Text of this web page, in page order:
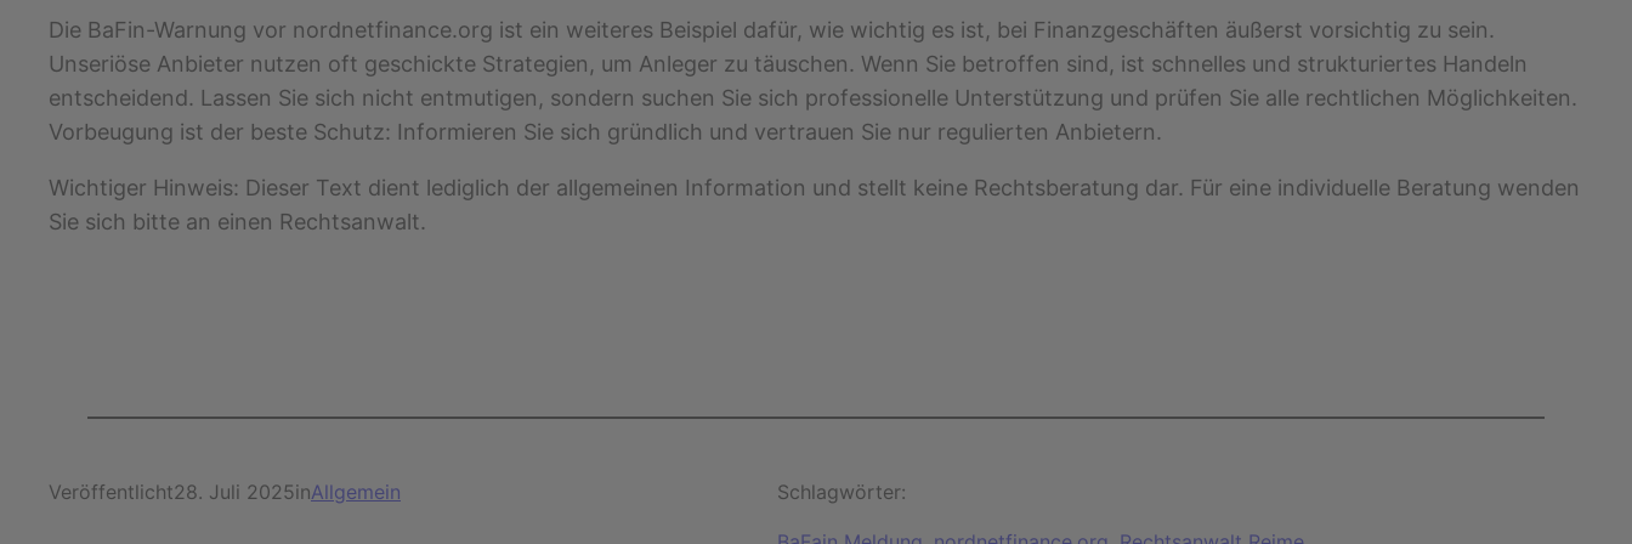
Die BaFin-Warnung vor nordnetfinance.org ist ein weiteres Beispiel dafür, wie wichtig es ist, bei Finanzgeschäften äußerst vorsichtig zu sein.
Unseriöse Anbieter nutzen oft geschickte Strategien, um Anleger zu täuschen. Wenn Sie betroffen sind, ist schnelles und strukturiertes Handeln
entscheidend. Lassen Sie sich nicht entmutigen, sondern suchen Sie sich professionelle Unterstützung und prüfen Sie alle rechtlichen Möglichkeiten.
Vorbeugung ist der beste Schutz: Informieren Sie sich gründlich und vertrauen Sie nur regulierten Anbietern.
Wichtiger Hinweis: Dieser Text dient lediglich der allgemeinen Information und stellt keine Rechtsberatung dar. Für eine individuelle Beratung wenden
Sie sich bitte an einen Rechtsanwalt.
Veröffentlicht28. Juli 2025inAllgemein Schlagwörter: